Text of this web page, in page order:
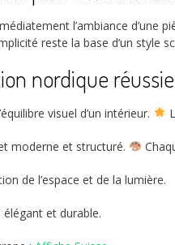
l’ambiance d’une
reste la base d’un style
nordique réussie
visuel d’un intérieur.
moderne et structuré.
de l’espace et de la lumière.
élégant et durable.